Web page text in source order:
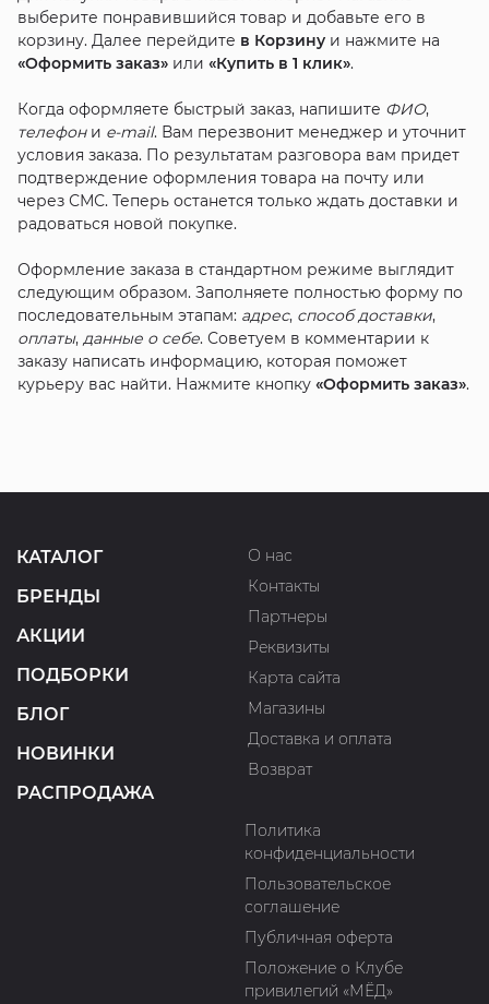
выберите понравившийся товар и добавьте его в
корзину. Далее перейдите в Корзинуи нажмите на
«Оформить заказ»или «Купить в 1 клик».
Когда оформляете быстрый заказ, напишите ФИО,
телефони e-mail. Вам перезвонит менеджер и уточнит
условия заказа. По результатам разговора вам придет
подтверждение оформления товара на почту или
через СМС. Теперь останется только ждать доставки и
радоваться новой покупке.
Оформление заказа в стандартном режиме выглядит
следующим образом. Заполняете полностью форму по
последовательным этапам: адрес, способ доставки,
оплаты, данные о себе. Советуем в комментарии к
заказу написать информацию, которая поможет
курьеру вас найти. Нажмите кнопку «Оформить заказ».
КАТАЛОГ
БРЕНДЫ
АКЦИИ
ПОДБОРКИ
БЛОГ
НОВИНКИ
РАСПРОДАЖА
О нас
Контакты
Партнеры
Реквизиты
Карта сайта
Магазины
Доставка и оплата
Возврат
Политика
конфиденциальности
Пользовательское
соглашение
Публичная оферта
Положение о Клубе
привилегий «МЁД»